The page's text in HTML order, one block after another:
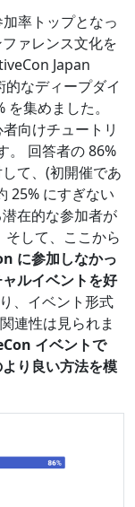
率トップとなっ
ァレンス文化を
Japan
なディープダイ
集めました。
向けチュートリ
。 回答者の 86%
て、(初開催であ
25% にすぎない
在的な参加者が
そして、ここから
に参加しなかっ
ルイベントを好
、イベント形式
連性は見られま
イベントで
り良い方法を模